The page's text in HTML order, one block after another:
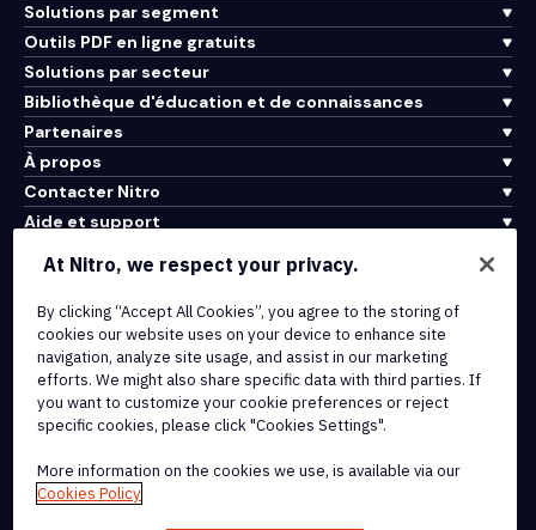
Solutions par segment
Outils PDF en ligne gratuits
Solutions par secteur
Bibliothèque d'éducation et de connaissances
Partenaires
À propos
Contacter Nitro
Aide et support
Conditions d'utilisation
Politique de cookies
Politique de copyright
Toutes les conditions et politiques
At Nitro, we respect your privacy.
By clicking “Accept All Cookies”, you agree to the storing of
cookies our website uses on your device to enhance site
navigation, analyze site usage, and assist in our marketing
efforts. We might also share specific data with third parties. If
you want to customize your cookie preferences or reject
specific cookies, please click "Cookies Settings".
More information on the cookies we use, is available via our
Cookies Policy